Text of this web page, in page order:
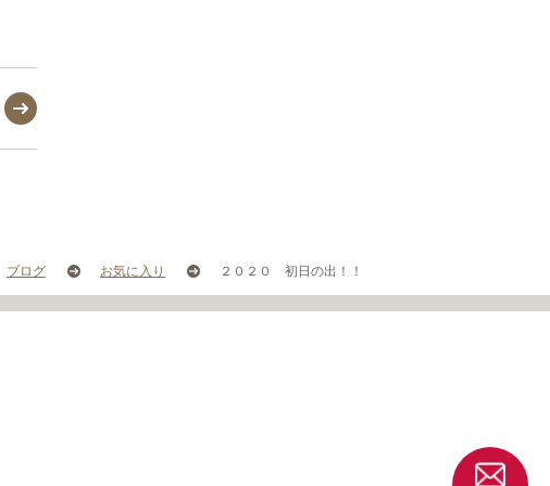
ブログ お気に入り ２０２０ 初日の出！！